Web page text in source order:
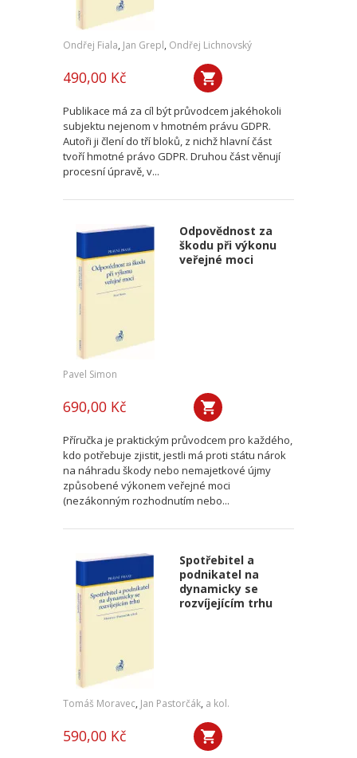
Ondřej Fiala, Jan Grepl, Ondřej Lichnovský
490,00 Kč
Publikace má za cíl být průvodcem jakéhokoli
subjektu nejenom v hmotném právu GDPR.
Autoři ji člení do tří bloků, z nichž hlavní část
tvoří hmotné právo GDPR. Druhou část věnují
procesní úpravě, v...
Odpovědnost za
škodu při výkonu
veřejné moci
Pavel Simon
690,00 Kč
Příručka je praktickým průvodcem pro každého,
kdo potřebuje zjistit, jestli má proti státu nárok
na náhradu škody nebo nemajetkové újmy
způsobené výkonem veřejné moci
(nezákonným rozhodnutím nebo...
Spotřebitel a
podnikatel na
dynamicky se
rozvíjejícím trhu
Tomáš Moravec, Jan Pastorčák, a kol.
590,00 Kč